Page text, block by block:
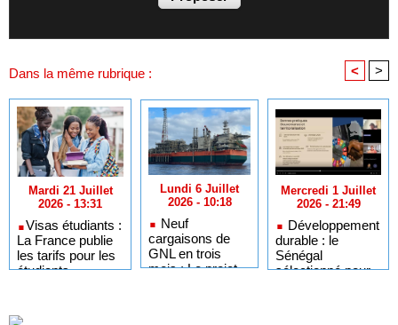
Dans la même rubrique : < >
Mardi 21 Juillet
2026 - 13:31
​Visas étudiants :
La France publie
les tarifs pour les
étudiants
africains
Lundi 6 Juillet
2026 - 10:18
Neuf
cargaisons de
GNL en trois
mois : Le projet
Mercredi 1 Juillet
2026 - 21:49
Développement
durable : le
Sénégal
sélectionné pour